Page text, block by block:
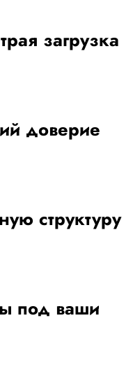
загрузка
доверие
структуру
под ваши